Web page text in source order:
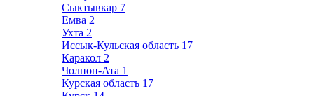
Сыктывкар 7
Емва 2
Ухта 2
Иссык-Кульская область 17
Каракол 2
Чолпон-Ата 1
Курская область 17